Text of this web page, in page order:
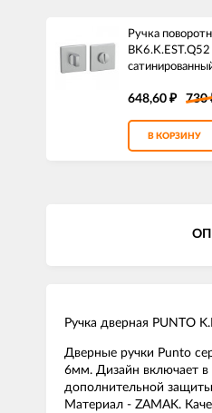
Ручка
648,60 ₽ 730
В КОРЗИНУ
Ручка дверная PUNTO
Дверные ручки Punto
6мм. Дизайн включает в
дополнительной
Материал - ZAMAK.